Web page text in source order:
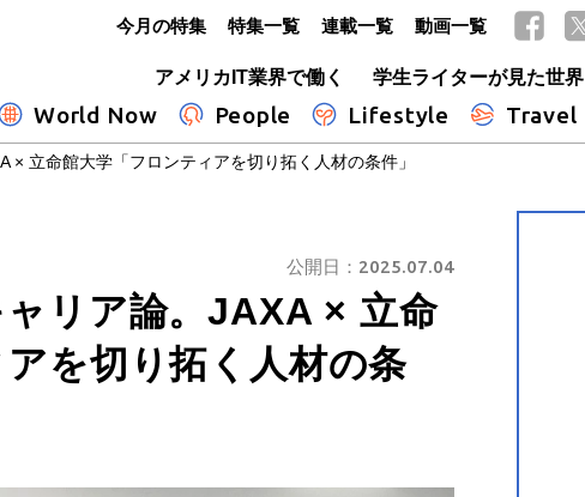
アメリカIT業界で働く
学生ライターが見た世界
World Now People Lifestyle Travel
今月の特集 特集一覧 連載一覧 動画一覧
× 立命館大学「フロンティアを切り拓く人材の条件」
リア論。JAXA × 立命
を切り拓く人材の条
公開日： 2025.07.04